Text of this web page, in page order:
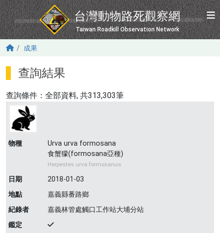
移至主內容
台灣動物路死觀察網
Taiwan Roadkill Observation Network
成果
查詢結果
查詢條件： 全部資料, 共313,303筆
物種
Urva urva formosana
食蟹獴(formosana亞種)
Herpestes urva formosanus
日期
2018-01-03
地點
嘉義縣番路鄉
紀錄者
嘉義林管處觸口工作站大埔分站
鑑定